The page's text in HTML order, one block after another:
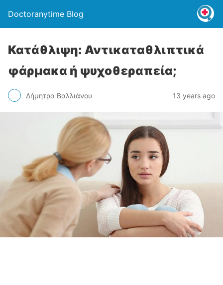
Doctoranytime Blog
Κατάθλιψη: Αντικαταθλιπτικά
φάρμακα ή ψυχοθεραπεία;
Δήμητρα Βαλλιάνου 13 years ago